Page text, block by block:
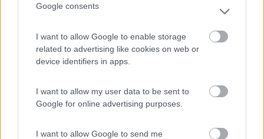
Google consents
I want to allow Google to enable storage
related to advertising like cookies on web or
device identifiers in apps.
I want to allow my user data to be sent to
Google for online advertising purposes.
I want to allow Google to send me
Matera (MT) - 49.7km
Contrada Trasano snc, SS 7 km 584,700